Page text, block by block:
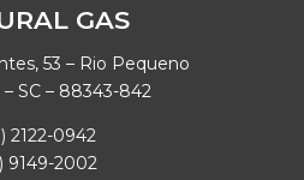
GAS
53 – Rio Pequeno
SC – 88343-842
2122-0942
9149-2002